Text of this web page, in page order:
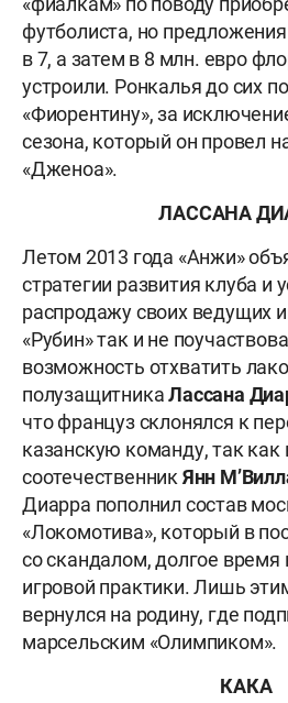
футболиста, но
в 7, а затем в 8 млн. евро
устроили. Ронкалья до сих
«Фиорентину», за
сезона, который он провел
«Дженоа».
ЛАССАНА
Летом 2013 года «Анжи»
стратегии развития клуба и
распродажу своих ведущих
«Рубин» так и не
возможность отхватить
полузащитникаЛассана
что француз склонялся к
казанскую команду, так как
соотечественникЯнн
Диарра пополнил состав
«Локомотива», который в
со скандалом, долгое время
игровой практики. Лишь
вернулся на родину, где
марсельским «Олимпиком».
КАКА